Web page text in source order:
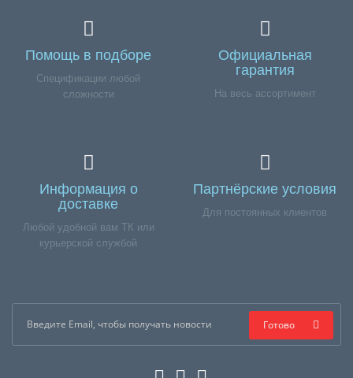
Помощь в подборе
Спецификации любой
сложности
Официальная
гарантия
На весь ассортимент
Информация о
доставке
Любой удобной вам ТК или
курьерской службой
Партнёрские условия
Для постоянных клиентов
Готово